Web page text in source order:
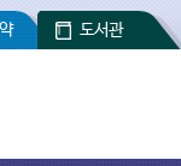
도서관